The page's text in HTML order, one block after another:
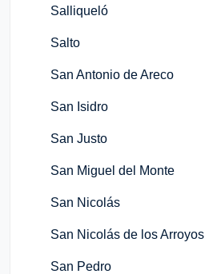
Salliqueló
Salto
San Antonio de Areco
San Isidro
San Justo
San Miguel del Monte
San Nicolás
San Nicolás de los Arroyos
San Pedro